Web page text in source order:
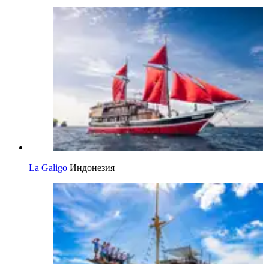
La Galigo Индонезия